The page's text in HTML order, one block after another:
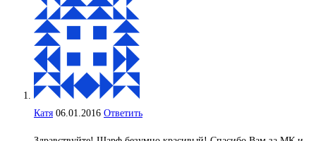
Катя 06.01.2016 Ответить